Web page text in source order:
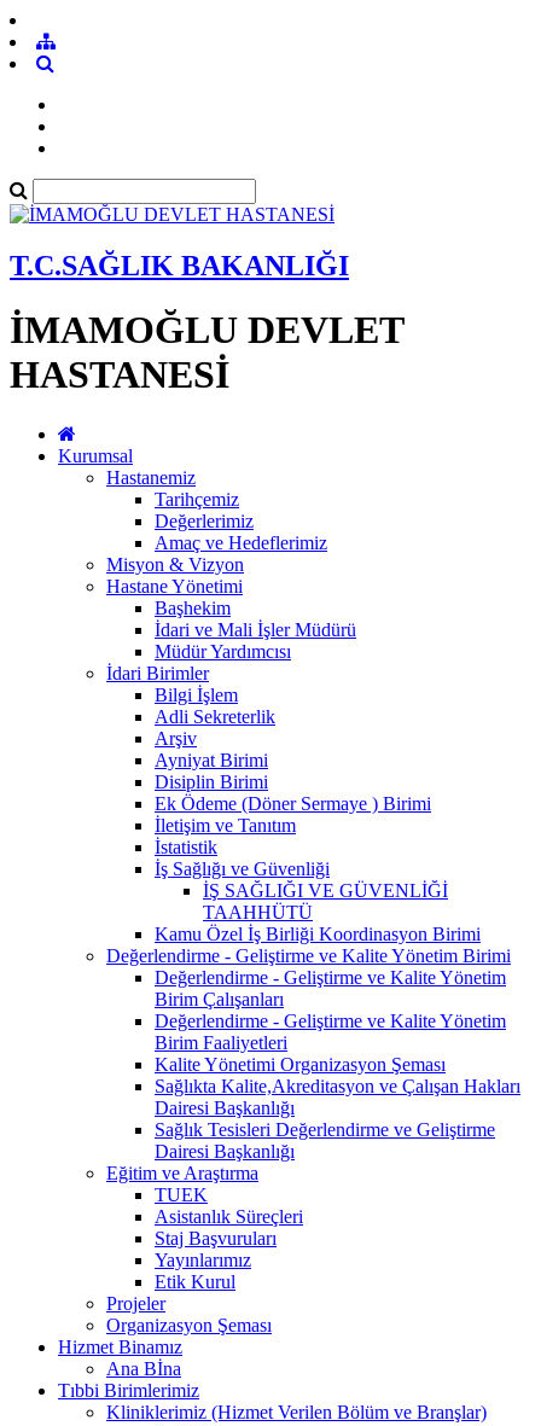
T.C.SAĞLIK BAKANLIĞI
İMAMOĞLU DEVLET
HASTANESİ
Kurumsal
Hastanemiz
Tarihçemiz
Değerlerimiz
Amaç ve Hedeflerimiz
Misyon & Vizyon
Hastane Yönetimi
Başhekim
İdari ve Mali İşler Müdürü
Müdür Yardımcısı
İdari Birimler
Bilgi İşlem
Adli Sekreterlik
Arşiv
Ayniyat Birimi
Disiplin Birimi
Ek Ödeme (Döner Sermaye ) Birimi
İletişim ve Tanıtım
İstatistik
İş Sağlığı ve Güvenliği
İŞ SAĞLIĞI VE GÜVENLİĞİ
TAAHHÜTÜ
Kamu Özel İş Birliği Koordinasyon Birimi
Değerlendirme - Geliştirme ve Kalite Yönetim Birimi
Değerlendirme - Geliştirme ve Kalite Yönetim
Birim Çalışanları
Değerlendirme - Geliştirme ve Kalite Yönetim
Birim Faaliyetleri
Kalite Yönetimi Organizasyon Şeması
Sağlıkta Kalite,Akreditasyon ve Çalışan Hakları
Dairesi Başkanlığı
Sağlık Tesisleri Değerlendirme ve Geliştirme
Dairesi Başkanlığı
Eğitim ve Araştırma
TUEK
Asistanlık Süreçleri
Staj Başvuruları
Yayınlarımız
Etik Kurul
Projeler
Organizasyon Şeması
Hizmet Binamız
Ana Bİna
Tıbbi Birimlerimiz
Kliniklerimiz (Hizmet Verilen Bölüm ve Branşlar)